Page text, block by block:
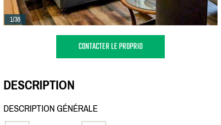
1/36
CONTACTER LE PROPRIO
DESCRIPTION
DESCRIPTION GÉNÉRALE